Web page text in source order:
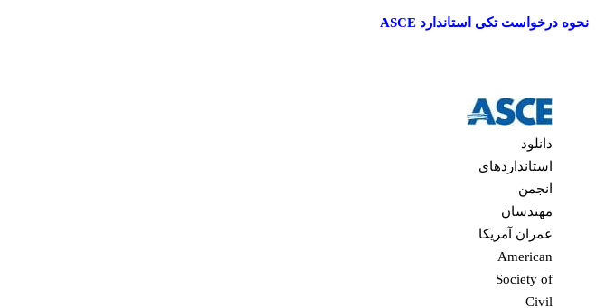
نحوه درخواست تکی استاندارد ASCE
دانلود
استانداردهای
انجمن
مهندسان
عمران آمریکا
American
Society of
Civil